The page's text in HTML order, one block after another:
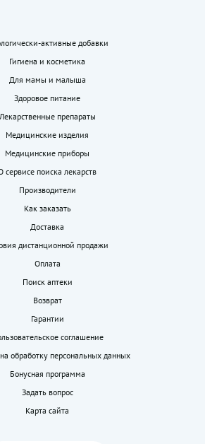
активные добавки
Гигиена и косметика
Для мамы и малыша
Здоровое питание
Лекарственные препараты
Медицинские изделия
Медицинские приборы
сервисе поиска лекарств
Производители
Как заказать
Доставка
дистанционной продажи
Оплата
Поиск аптеки
Возврат
Гарантии
соглашение
обработку персональных данных
Бонусная программа
Задать вопрос
Карта сайта